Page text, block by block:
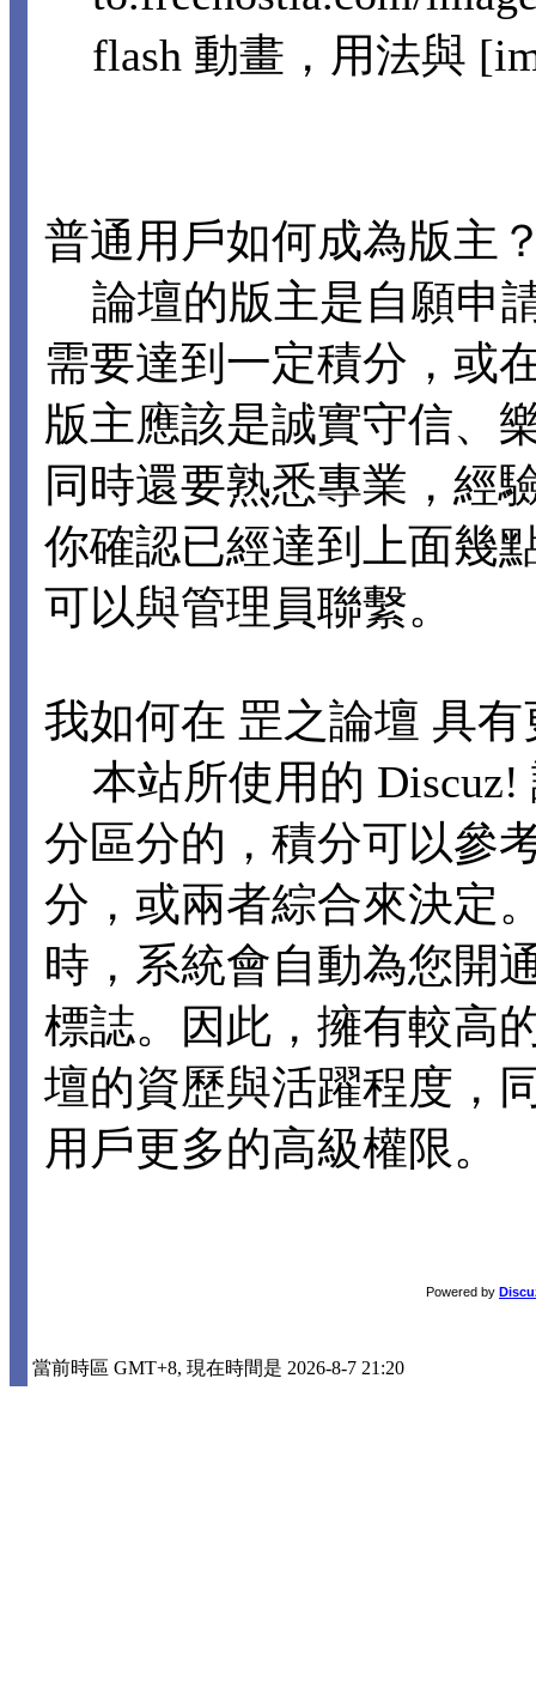
flash 動畫，用法與
普通用戶如何成為版主
論壇的版主是自願申
需要達到一定積分，或
版主應該是誠實守信、
同時還要熟悉專業，經
你確認已經達到上面幾
可以與管理員聯繫。
我如何在 罡之論壇 具
本站所使用的 Discuz!
分區分的，積分可以參
分，或兩者綜合來決定
時，系統會自動為您開
標誌。因此，擁有較高
壇的資歷與活躍程度，
用戶更多的高級權限。
Powered by
當前時區 GMT+8, 現在時間是 2026-8-7 21:20